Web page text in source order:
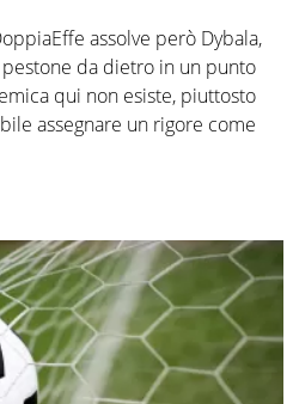
assolve però Dybala,
pestone da dietro in un punto
qui non esiste, piuttosto
assegnare un rigore come